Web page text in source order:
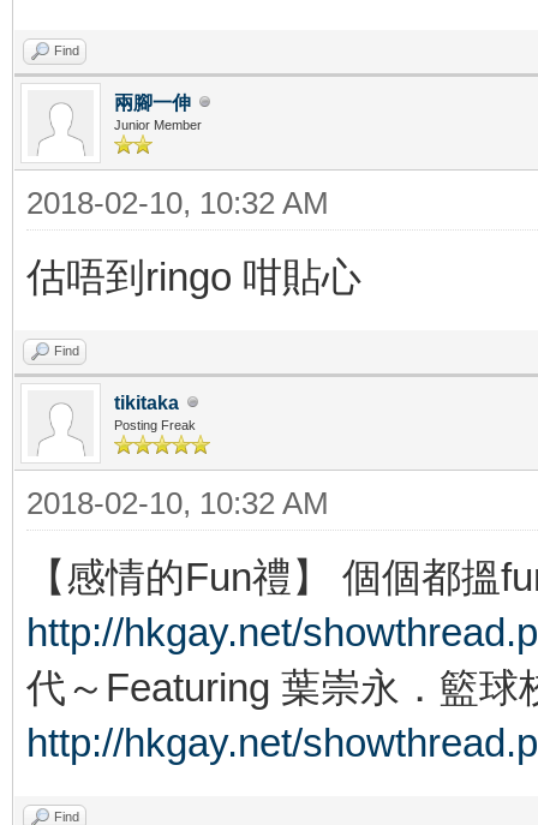
Find
兩腳一伸
Junior Member
2018-02-10, 10:32 AM
估唔到ringo 咁貼心
Find
tikitaka
Posting Freak
2018-02-10, 10:32 AM
【感情的Fun禮】 個個都搵
http://hkgay.net/
代～Featuring 葉崇永．籃球
http://hkgay.net/
Find